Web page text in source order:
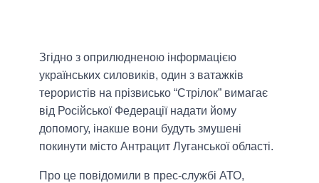
Згідно з оприлюдненою інформацією
українських силовиків, один з ватажків
терористів на прізвисько “Стрілок” вимагає
від Російської Федерації надати йому
допомогу, інакше вони будуть змушені
покинути місто Антрацит Луганської області.
Про це повідомили в прес-службі АТО,